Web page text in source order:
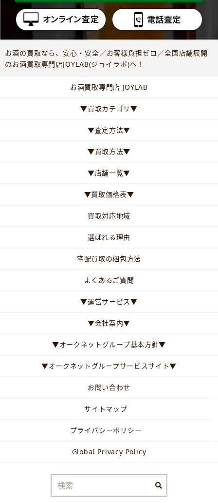
お酒の買取なら、安心・安全／お客様負担ゼロ／全国店舗展開
のお酒買取専門店JOYLAB(ジョイラボ)へ！
お酒買取専門店 JOYLAB
▼買取カテゴリ▼
▼査定方法▼
▼買取方法▼
▼店舗一覧▼
▼買取価格表▼
買取対応地域
選ばれる理由
宅配買取の梱包方法
よくあるご質問
▼運営サービス▼
▼会社案内▼
▼オークネットグループ基本方針▼
▼オークネットグループサービスサイト▼
お問い合わせ
サイトマップ
プライバシーポリシー
Global Privacy Policy